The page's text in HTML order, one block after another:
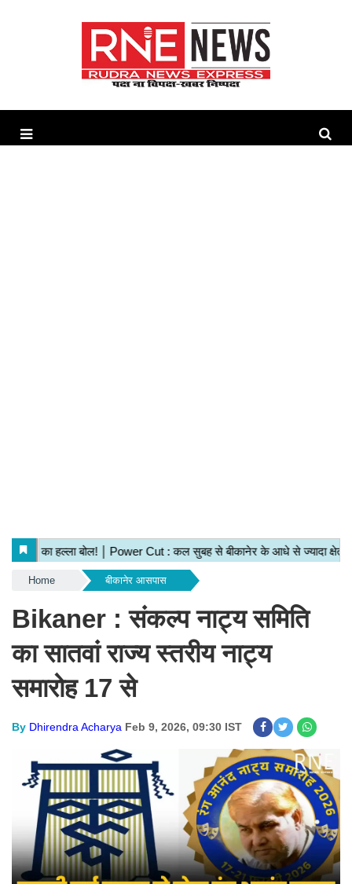
Home बीकानेर आसपास
Bikaner : संकल्प नाट्य समिति
का सातवां राज्य स्तरीय नाट्य
समारोह 17 से
By Dhirendra Acharya Feb 9, 2026, 09:30 IST